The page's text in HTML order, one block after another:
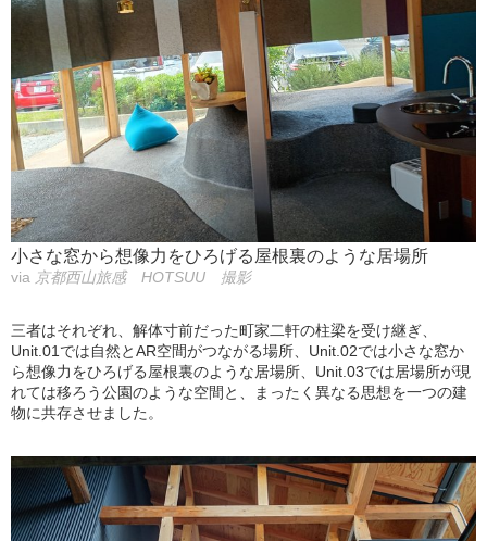
小さな窓から想像力をひろげる屋根裏のような居場所
via 京都西山旅感 HOTSUU 撮影
三者はそれぞれ、解体寸前だった町家二軒の柱梁を受け継ぎ、
Unit.01では自然とAR空間がつながる場所、Unit.02では小さな窓か
ら想像力をひろげる屋根裏のような居場所、Unit.03では居場所が現
れては移ろう公園のような空間と、まったく異なる思想を一つの建
物に共存させました。